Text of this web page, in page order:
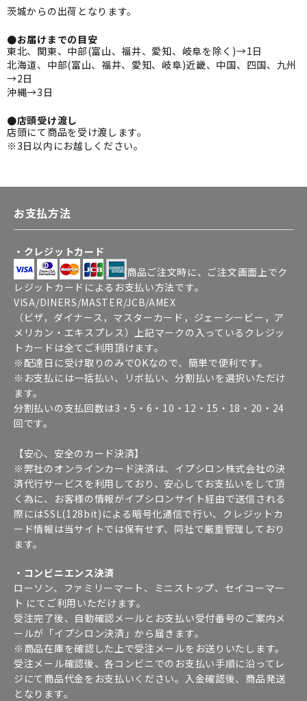
茨城からの出荷となります。
●お届けまでの目安
東北、関東、中部(富山、福井、愛知、岐阜を除く)→1日
北海道、中部(富山、福井、愛知、岐阜)近畿、中国、四国、九州
→2日
沖縄→3日
●店頭受け渡し
店頭にて商品を受け渡します。
※3日以内にお越しください。
お支払方法
・クレジットカード
商品ご注文時に、ご注文画面上でク
レジットカードによるお支払い方法です。
VISA/DINERS/MASTER/JCB/AMEX
（ビザ，ダイナース，マスターカード，ジェーシービー，ア
メリカン・エキスプレス）上記マークの入っているクレジッ
トカードは全てご利用頂けます。
※配達日に受け取りのみでOKなので、簡単で便利です。
※お支払には一括払い、リボ払い、分割払いを選択いただけ
ます。
分割払いの支払回数は3・5・6・10・12・15・18・20・24
回です。
【安心、安全のカード決済】
※弊社のオンラインカード決済は、イプシロン株式会社の決
済代行サービスを利用しており、安心してお支払いをして頂
く為に、お客様の情報がイプシロンサイト経由で送信される
際にはSSL(128bit)による暗号化通信で行い、クレジットカ
ード情報は当サイトでは保有せず、同社で厳重管理しており
ます。
・コンビニエンス決済
ローソン、ファミリーマート、ミニストップ、セイコーマー
ト にてご利用いただけます。
受注完了後、自動確認メールとお支払い受付番号のご案内メ
ールが「イプシロン決済」から届きます。
※商品在庫を確認した上で受注メールをお送りいたします。
受注メール確認後、各コンビニでのお支払い手順に沿ってレ
ジにて商品代金をお支払いください。入金確認後、商品発送
となります。